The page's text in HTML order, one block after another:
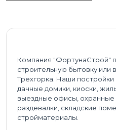
Компания "ФортунаСтрой"
строительную бытовку или
Трехгорка. Наши
дачные домики, киоски,
выездные офисы, охранные
раздевалки, складские
стройматериалы.